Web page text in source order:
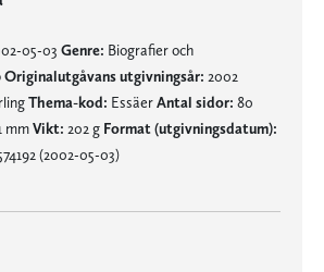
05-03 Genre: Biografier och
Originalutgåvans utgivningsår: 2002
Thema-kod: EssäerAntal sidor: 80
mmVikt: 202 g Format (utgivningsdatum):
(2002-05-03)